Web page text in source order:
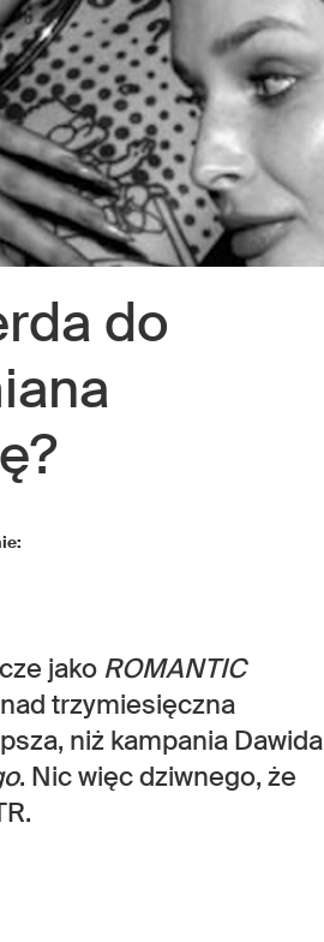
do
jako ROMANTIC
trzymiesięczna
niż kampania Dawida
. Nic więc dziwnego, że